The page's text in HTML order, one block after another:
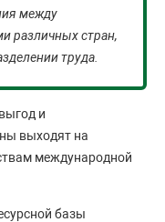
между
различных стран,
труда.
и
выходят на
международной
базы